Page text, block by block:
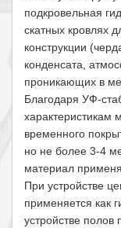
подкровельная
скатных кровлях
конструкции
конденсата,
проникающих в
Благодаря УФ-
характеристикам
временного
но не более 3-4
материал
При устройстве
применяется как
устройстве